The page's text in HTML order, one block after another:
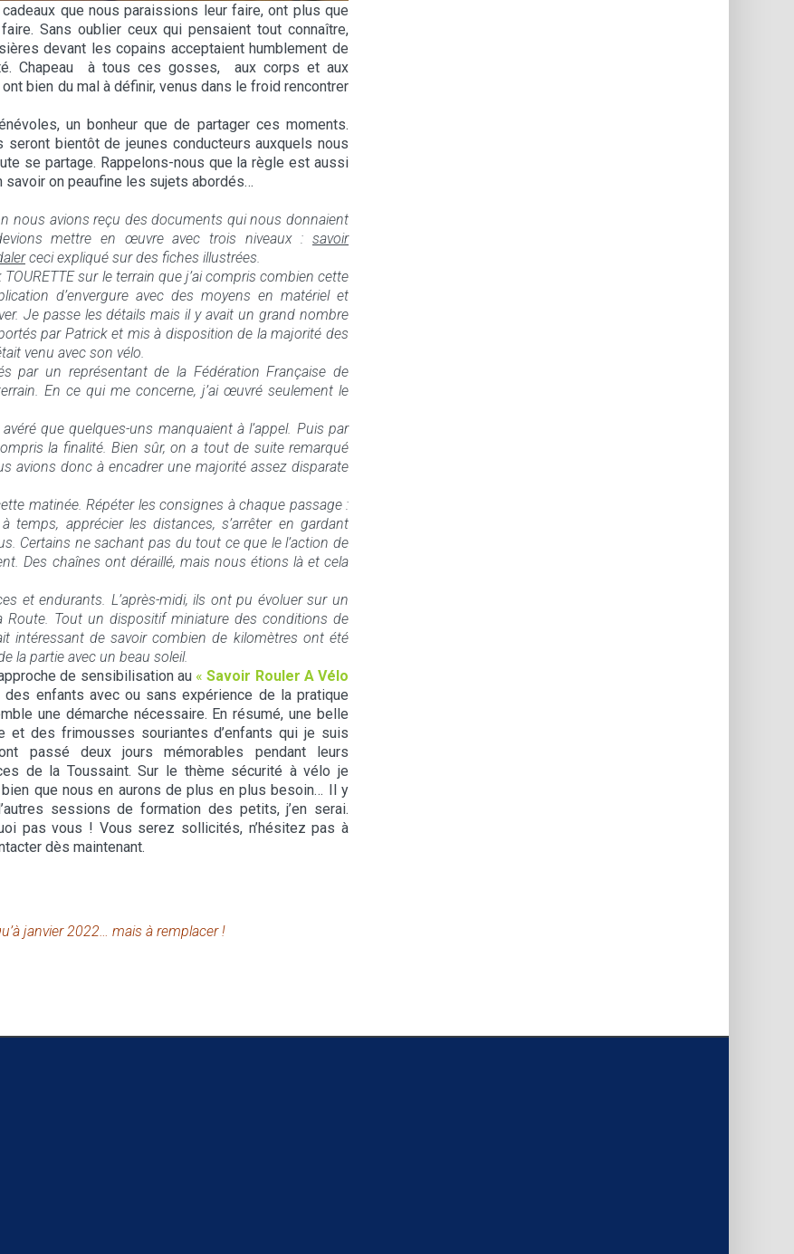
que nous paraissions leur faire, ont plus que
Sans oublier ceux qui pensaient tout connaître,
devant les copains acceptaient humblement de
Chapeau à tous ces gosses, aux corps et aux
bien du mal à définir, venus dans le froid rencontrer
un bonheur que de partager ces moments.
bientôt de jeunes conducteurs auxquels nous
se partage. Rappelons-nous que la règle est aussi
savoir on peaufine les sujets abordés…
nous avions reçu des documents qui nous donnaient
mettre en œuvre avec trois niveaux : savoir
ceci expliqué sur des fiches illustrées.
sur le terrain que j’ai compris combien cette
d’envergure avec des moyens en matériel et
Je passe les détails mais il y avait un grand nombre
par Patrick et mis à disposition de la majorité des
venu avec son vélo.
par un représentant de la Fédération Française de
En ce qui me concerne, j’ai œuvré seulement le
que quelques-uns manquaient à l’appel. Puis par
la finalité. Bien sûr, on a tout de suite remarqué
avions donc à encadrer une majorité assez disparate
matinée. Répéter les consignes à chaque passage :
temps, apprécier les distances, s’arrêter en gardant
Certains ne sachant pas du tout ce que le l’action de
Des chaînes ont déraillé, mais nous étions là et cela
et endurants. L’après-midi, ils ont pu évoluer sur un
Tout un dispositif miniature des conditions de
intéressant de savoir combien de kilomètres ont été
la partie avec un beau soleil.
de sensibilisation au «Savoir Rouler A Vélo
des enfants avec ou sans expérience de la pratique
une démarche nécessaire. En résumé, une belle
et des frimousses souriantes d’enfants qui je suis
passé deux jours mémorables pendant leurs
de la Toussaint. Sur le thème sécurité à vélo je
que nous en aurons de plus en plus besoin… Il y
sessions de formation des petits, j’en serai.
pas vous ! Vous serez sollicités, n’hésitez pas à
dès maintenant.
janvier 2022… mais à remplacer !